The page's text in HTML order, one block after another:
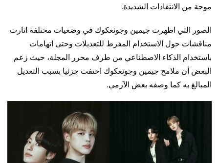
موجة من الانتقادات الشديدة.
الصور التي اظهرت جيمين وجونغكوك في وضعيات مختلفة اثارت
مناقشات حول الاستخدام المفرط للتعديلات وحتى اتهامات
باستخدام الذكاء الاصطناعي من طرف محرر المجلة، حيث زعم
البعض أن ملامح جيمين وجونغكوك اختفت جزئيا بسبب التعديل
المبالغ به كما وصفه بعض الآرمي.